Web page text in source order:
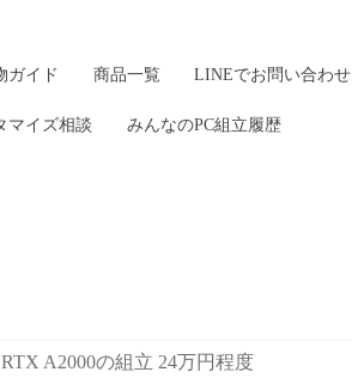
ガイド 商品一覧 LINEでお問い合わせ
マイズ相談 みんなのPC組立履歴
A2000の組立 24万円程度